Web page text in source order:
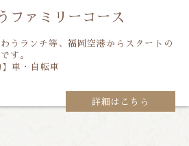
ファミリーコース
うランチ等、福岡空港からスタートの
す。
車・自転車
詳細はこちら